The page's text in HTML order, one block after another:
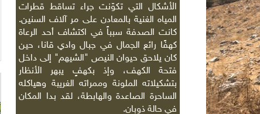
الأشكال التي تكوّنت جراء تساقط قطرات
المياه الغنية بالمعادن على مر آلاف السنين.
كانت الصدفة سبباً في اكتشاف أحد الرعاة
كهفًا رائع الجمال في جبال وادي قانا، حين
كان يلاحق حيوان النيص "الشيهم" إلى داخل
فتحة الكهف، وإذ بكهفٍ يبهر الأنظار
بتشكيلاته الملونة وممراته الغريبة وهياكله
الساحرة الصاعدة والهابطة، لقد بدا المكان
في حالة ذوبان.